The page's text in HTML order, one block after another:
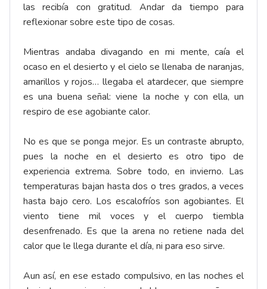
las recibía con gratitud. Andar da tiempo para
reflexionar sobre este tipo de cosas.
Mientras andaba divagando en mi mente, caía el
ocaso en el desierto y el cielo se llenaba de naranjas,
amarillos y rojos… llegaba el atardecer, que siempre
es una buena señal: viene la noche y con ella, un
respiro de ese agobiante calor.
No es que se ponga mejor. Es un contraste abrupto,
pues la noche en el desierto es otro tipo de
experiencia extrema. Sobre todo, en invierno. Las
temperaturas bajan hasta dos o tres grados, a veces
hasta bajo cero. Los escalofríos son agobiantes. El
viento tiene mil voces y el cuerpo tiembla
desenfrenado. Es que la arena no retiene nada del
calor que le llega durante el día, ni para eso sirve.
Aun así, en ese estado compulsivo, en las noches el